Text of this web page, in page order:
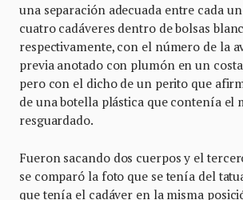
una separación adecuada entre cada
cuatro cadáveres dentro de bolsas
respectivamente, con el número de la
previa anotado con plumón en un
pero con el dicho de un perito que
de una botella plástica que contenía el
resguardado.
Fueron sacando dos cuerpos y el
se comparó la foto que se tenía del
que tenía el cadáver en la misma